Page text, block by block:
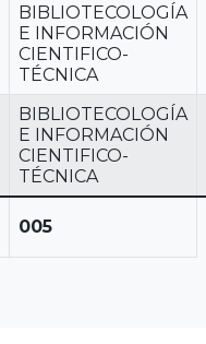
BIBLIOTECOLOGÍA
E INFORMACIÓN
CIENTIFICO-
TÉCNICA
BIBLIOTECOLOGÍA
E INFORMACIÓN
CIENTIFICO-
TÉCNICA
005